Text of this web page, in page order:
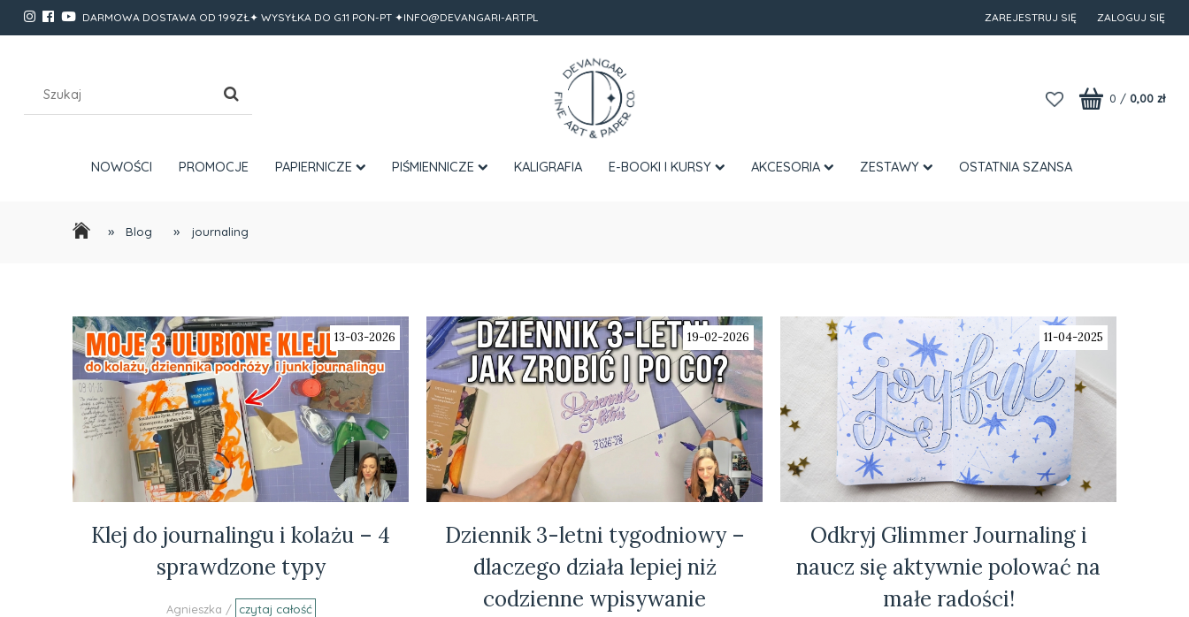
DARMOWA DOSTAWA OD 199ZŁ✦ WYSYŁKA DO G.11 PON-PT ✦INFO@DEVANGARI-ART.PL ZAREJESTRUJ SIĘ ZALOGUJ SIĘ
0 / 0,00 zł
NOWOŚCI PROMOCJE PAPIERNICZE PIŚMIENNICZE KALIGRAFIA E-BOOKI I KURSY AKCESORIA ZESTAWY OSTATNIA SZANSA
» Blog » journaling
13-03-2026
Klej do journalingu i kolażu – 4
sprawdzone typy
Agnieszka / czytaj całość
19-02-2026
Dziennik 3-letni tygodniowy –
dlaczego działa lepiej niż
codzienne wpisywanie
11-04-2025
Odkryj Glimmer Journaling i
naucz się aktywnie polować na
małe radości!